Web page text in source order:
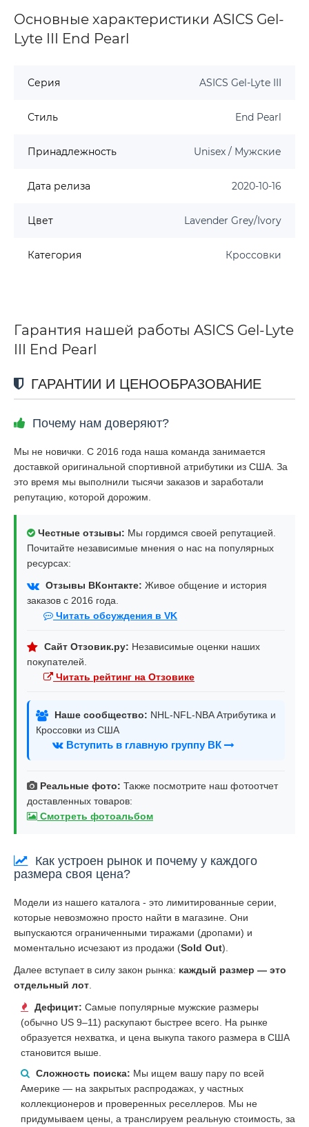
Основные характеристики ASICS Gel-
Lyte III End Pearl
Серия ASICS Gel-Lyte III
Стиль End Pearl
Принадлежность Unisex / Мужские
Дата релиза 2020-10-16
Цвет Lavender Grey/Ivory
Категория Кроссовки
Гарантия нашей работы ASICS Gel-Lyte
III End Pearl
ГАРАНТИИ И ЦЕНООБРАЗОВАНИЕ
Почему нам доверяют?
Мы не новички. С 2016 года наша команда занимается
доставкой оригинальной спортивной атрибутики из США. За
это время мы выполнили тысячи заказов и заработали
репутацию, которой дорожим.
Честные отзывы: Мы гордимся своей репутацией.
Почитайте независимые мнения о нас на популярных
ресурсах:
Отзывы ВКонтакте: Живое общение и история
заказов с 2016 года.
Читать обсуждения в VK
Сайт Отзовик.ру: Независимые оценки наших
покупателей.
Читать рейтинг на Отзовике
Наше сообщество: NHL-NFL-NBA Атрибутика и
Кроссовки из США
Вступить в главную группу ВК
Реальные фото: Также посмотрите наш фотоотчет
доставленных товаров:
Смотреть фотоальбом
Как устроен рынок и почему у каждого
размера своя цена?
Модели из нашего каталога - это лимитированные серии,
которые невозможно просто найти в магазине. Они
выпускаются ограниченными тиражами (дропами) и
моментально исчезают из продажи (Sold Out).
Далее вступает в силу закон рынка: каждый размер — это
отдельный лот
Дефицит: Самые популярные мужские размеры
(обычно US 9–11) раскупают быстрее всего. На рынке
образуется нехватка, и цена выкупа такого размера в США
становится выше.
Сложность поиска: Мы ищем вашу пару по всей
Америке — на закрытых распродажах, у частных
коллекционеров и проверенных реселлеров. Мы не
придумываем цены, а транслируем реальную стоимость, за